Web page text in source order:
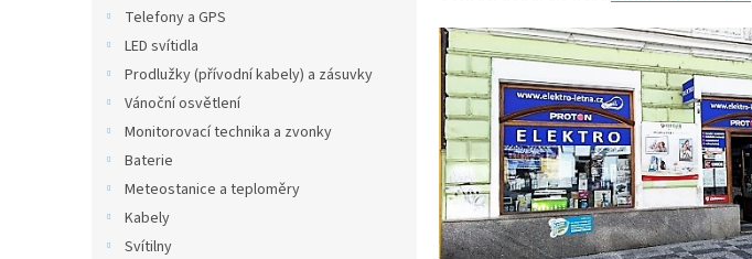
Telefony a GPS
LED svítidla
Prodlužky (přívodní kabely) a zásuvky
Vánoční osvětlení
Monitorovací technika a zvonky
Baterie
Meteostanice a teploměry
Kabely
Svítilny